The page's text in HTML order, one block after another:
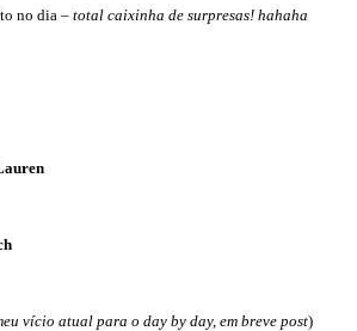
no dia – total caixinha de surpresas! hahaha
vício atual para o day by day, em breve post)